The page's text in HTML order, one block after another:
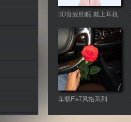
3D音效助眠 戴上耳机
车载Ea7风格系列